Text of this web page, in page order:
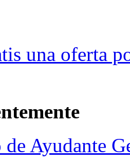
una oferta
Ayudante